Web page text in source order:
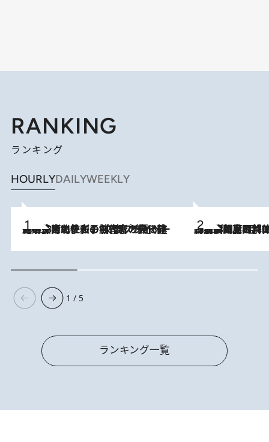
RANKING
ランキング
HOURLYDAILYWEEKLY
2026.8.3
《「文士の子ども被害者の会」発足！》阿川佐和子（72）が語る遠藤周作に北杜夫、劇作家・矢代静一の子どもたちの“文豪プライベート事件簿” 2026.8.8
「最後に見られてよかった」上野動物園の東園パンダ舎が解体前に特別公開。8月16日まで延長されたパネル展と共に辿る“半世紀”のパンダ飼育《解体工事の図面あり》
1 / 5
ランキング一覧